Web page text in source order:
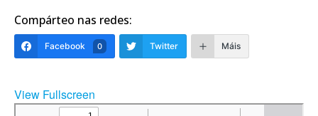
Compárteo nas redes:
Facebook 0 Twitter Máis
View Fullscreen